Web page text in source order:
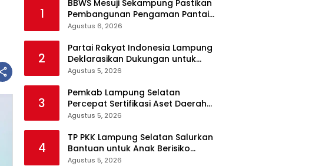
1
BBWS Mesuji Sekampung Pastikan
Pembangunan Pengaman Pantai
Mandiri Sejati Krui Penuhi
Agustus 6, 2026
2
Partai Rakyat Indonesia Lampung
Deklarasikan Dukungan untuk
Prabowo di Pilpres 2029
Agustus 5, 2026
3
Pemkab Lampung Selatan
Percepat Sertifikasi Aset Daerah
Lewat Sinergi dengan Kantor
Agustus 5, 2026
4
TP PKK Lampung Selatan Salurkan
Bantuan untuk Anak Berisiko
Stunting di Sidomulyo
Agustus 5, 2026